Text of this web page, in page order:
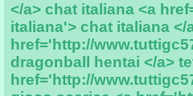
</a> chat italiana <a
italiana'> chat italiana
href='http://
dragonball hentai </a>
href='http://